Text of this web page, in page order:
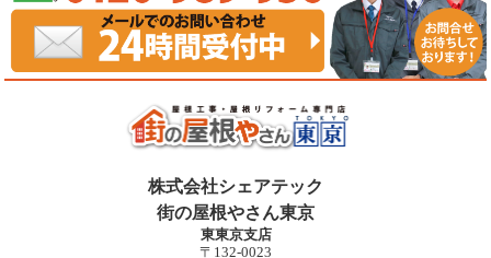
株式会社シェアテック
街の屋根やさん東京
東東京支店
〒132-0023